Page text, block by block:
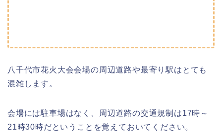
八千代市花火大会会場の周辺道路や最寄り駅はとても
混雑します。
会場には駐車場はなく、周辺道路の交通規制は17時～
21時30時だということを覚えておいてください。